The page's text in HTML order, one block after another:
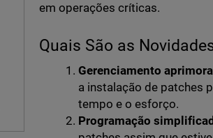
em operações críticas.
Quais São as
Gerenciamento
a instalação de patches
tempo e o esforço.
Programação